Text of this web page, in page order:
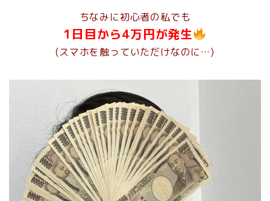
ちなみに初心者の私でも
1日目から4万円が発生
(スマホを触っていただけなのに…)